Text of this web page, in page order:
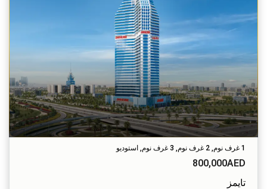
1 غرف نوم, 2 غرف نوم, 3 غرف نوم, استوديو
800,000AED
تايمز